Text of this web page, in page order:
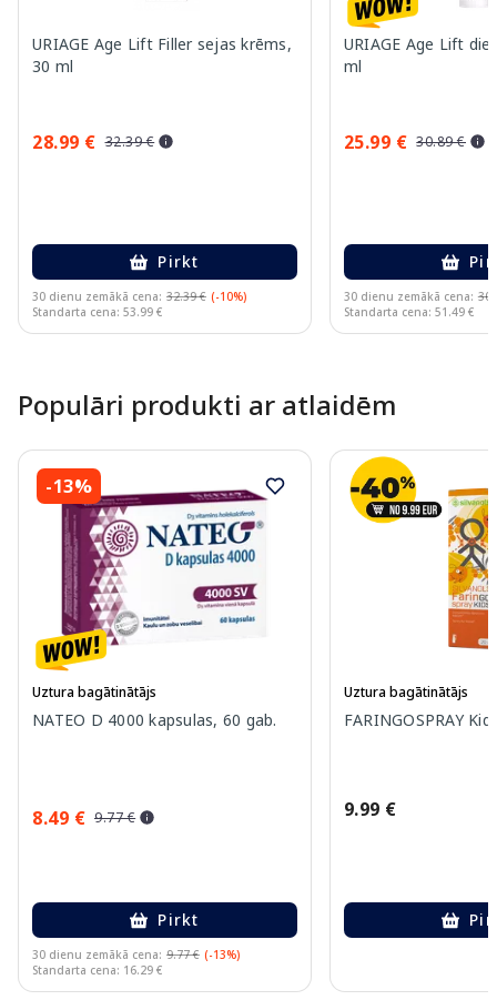
URIAGE Age Lift Filler sejas krēms,
30 ml
28.99 € 32.39 €
Pirkt
30 dienu zemākā cena: 32.39 € (-10%)
Standarta cena: 53.99 €
URIAGE Age Lift
ml
25.99 € 30.89 €
30 dienu zemākā cena:
Standarta cena: 51.49 €
Populāri produkti ar atlaidēm
-13%
Uztura bagātinātājs
NATEO D 4000 kapsulas, 60 gab.
8.49 € 9.77 €
Pirkt
30 dienu zemākā cena: 9.77 € (-13%)
Standarta cena: 16.29 €
Uztura bagātinātājs
FARINGOSPRAY
9.99 €